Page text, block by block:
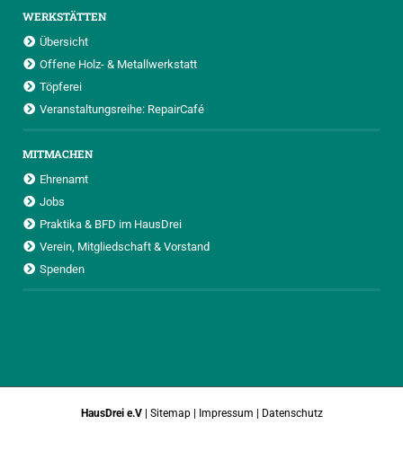
WERKSTÄTTEN
Übersicht
Offene Holz- & Metallwerkstatt
Töpferei
Veranstaltungsreihe: RepairCafé
MITMACHEN
Ehrenamt
Jobs
Praktika & BFD im HausDrei
Verein, Mitgliedschaft & Vorstand
Spenden
HausDrei e.V Sitemap| Impressum Datenschutz